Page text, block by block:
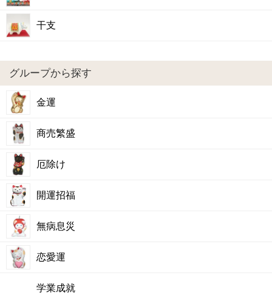
干支
グループから探す
金運
商売繁盛
厄除け
開運招福
無病息災
恋愛運
学業成就